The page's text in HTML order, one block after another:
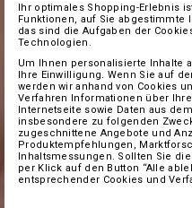
Ihr optimales Shopping-Erlebnis
Funktionen, auf Sie abgestimmte
das sind die Aufgaben der
Technologien.
Um Ihnen personalisierte Inhalte
Ihre Einwilligung. Wenn Sie auf
werden wir anhand von Cookies
Verfahren Informationen über
Internetseite sowie Daten aus
insbesondere zu folgenden
zugeschnittene Angebote und
Produktempfehlungen,
Inhaltsmessungen. Sollten Sie
per Klick auf den Button “Alle
entsprechender Cookies und